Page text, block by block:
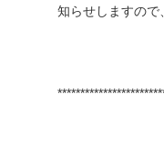
知らせしますので